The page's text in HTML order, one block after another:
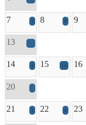
7 3 8 8 9
13 26
14 4 15 14 16
20 2
21 3 22 4 23